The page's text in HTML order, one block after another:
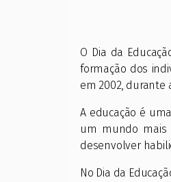
O Dia da
formação dos
em 2002, durante
A educação é
um mundo mais
desenvolver
No Dia da